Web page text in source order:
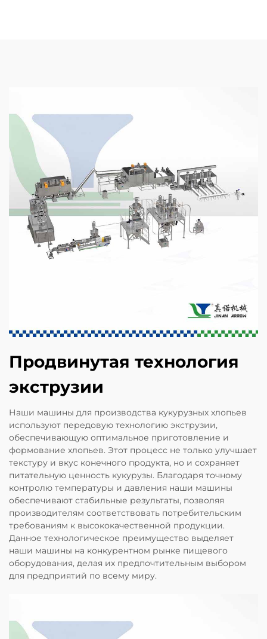
Продвинутая технология
экструзии
Наши машины для производства кукурузных хлопьев
используют передовую технологию экструзии,
обеспечивающую оптимальное приготовление и
формование хлопьев. Этот процесс не только улучшает
текстуру и вкус конечного продукта, но и сохраняет
питательную ценность кукурузы. Благодаря точному
контролю температуры и давления наши машины
обеспечивают стабильные результаты, позволяя
производителям соответствовать потребительским
требованиям к высококачественной продукции.
Данное технологическое преимущество выделяет
наши машины на конкурентном рынке пищевого
оборудования, делая их предпочтительным выбором
для предприятий по всему миру.